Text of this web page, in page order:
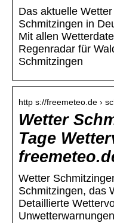
Das aktuelle
Schmitzingen in
Mit allen
Regenradar für
Schmitzingen
http s://freemeteo.de ›
Wetter
Tage
Wetter
Schmitzingen, das
Detaillierte